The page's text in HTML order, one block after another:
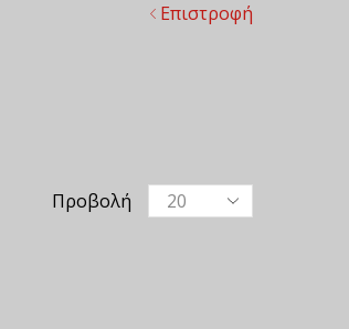
Επιστροφή
Προβολή